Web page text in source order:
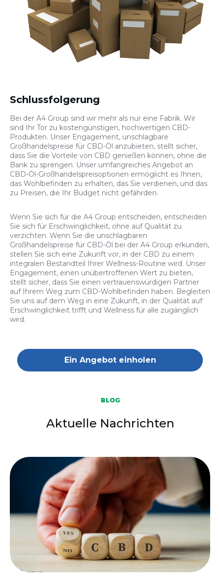
Schlussfolgerung
Bei der A4 Group sind wir mehr als nur eine Fabrik. Wir
sind Ihr Tor zu kostengünstigen, hochwertigen CBD-
Produkten. Unser Engagement, unschlagbare
Großhandelspreise für CBD-Öl anzubieten, stellt sicher,
dass Sie die Vorteile von CBD genießen können, ohne die
Bank zu sprengen. Unser umfangreiches Angebot an
CBD-Öl-Großhandelspreisoptionen ermöglicht es Ihnen,
das Wohlbefinden zu erhalten, das Sie verdienen, und das
zu Preisen, die Ihr Budget nicht gefährden.
Wenn Sie sich für die A4 Group entscheiden, entscheiden
Sie sich für Erschwinglichkeit, ohne auf Qualität zu
verzichten. Wenn Sie die unschlagbaren
Großhandelspreise für CBD-Öl bei der A4 Group erkunden,
stellen Sie sich eine Zukunft vor, in der CBD zu einem
integralen Bestandteil Ihrer Wellness-Routine wird. Unser
Engagement, einen unübertroffenen Wert zu bieten,
stellt sicher, dass Sie einen vertrauenswürdigen Partner
auf Ihrem Weg zum CBD-Wohlbefinden haben. Begleiten
Sie uns auf dem Weg in eine Zukunft, in der Qualität auf
Erschwinglichkeit trifft und Wellness für alle zugänglich
wird.
Ein Angebot einholen
BLOG
Aktuelle Nachrichten